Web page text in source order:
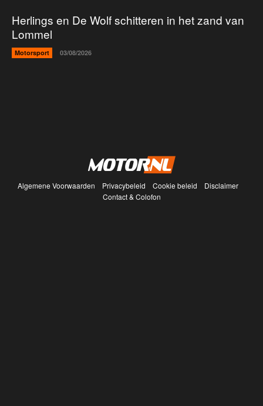
Herlings en De Wolf schitteren in het zand van
Lommel
Motorsport 03/08/2026
Algemene Voorwaarden Privacybeleid Cookie beleid
Disclaimer
Contact & Colofon